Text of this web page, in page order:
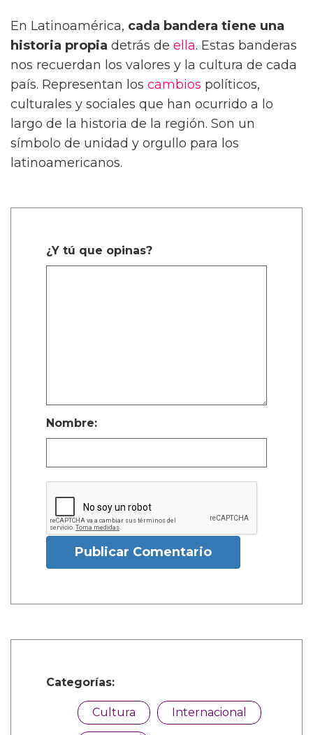
En Latinoamérica, cada bandera tiene una
historia propia detrás de ella. Estas banderas
nos recuerdan los valores y la cultura de cada
país. Representan los cambios políticos,
culturales y sociales que han ocurrido a lo
largo de la historia de la región. Son un
símbolo de unidad y orgullo para los
latinoamericanos.
¿Y tú que opinas?
Nombre:
Publicar Comentario
Categorías:
Cultura Internacional